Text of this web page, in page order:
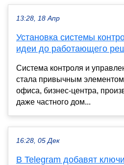
13:28, 18 Апр
Установка системы
идеи до работающего
Система контроля и
стала привычным
офиса, бизнес-центра,
даже частного дом...
16:28, 05 Дек
В Telegram добавят